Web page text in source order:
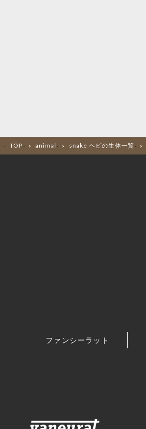
TOP animal snake ヘビの生体一覧
ファンシーラット